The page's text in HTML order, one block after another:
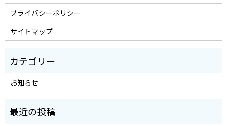
プライバシーポリシー
サイトマップ
お知らせ